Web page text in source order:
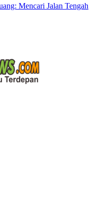
Mencari Jalan Tengah